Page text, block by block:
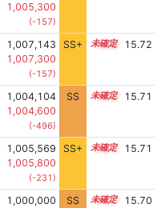
1,005,300
(-157)
1,007,143
1,007,300
(-157)
SS+ 13.8 15.72
1,004,104
1,004,600
(-496)
SS 14.3 15.71
1,005,569
1,005,800
(-231)
SS+ 14.1 15.71
1,000,000
SS 14.7 15.70